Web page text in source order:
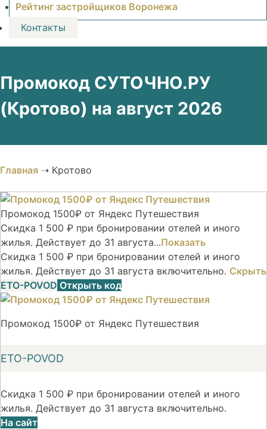
Рейтинг застройщиков Воронежа
Контакты
Промокод СУТОЧНО.РУ
(Кротово) на август 2026
Главная ➝ Кротово
Промокод 1500₽ от Яндекс Путешествия
Скидка 1 500 ₽ при бронировании отелей и иного
жилья. Действует до 31 августа...Показать
Скидка 1 500 ₽ при бронировании отелей и иного
жилья. Действует до 31 августа включительно. Скрыть
ETO-POVOD Открыть код
Промокод 1500₽ от Яндекс Путешествия
ETO-POVOD
Скидка 1 500 ₽ при бронировании отелей и иного
жилья. Действует до 31 августа включительно.
На сайт